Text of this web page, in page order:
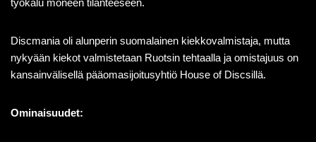
työkalu moneen tilanteeseen.
Discmania oli alunperin suomalainen kiekkovalmistaja, mutta
nykyään kiekot valmistetaan Ruotsin tehtaalla ja omistajuus on
kansainvälisellä pääomasijoitusyhtiö House of Discsillä.
Ominaisuudet: